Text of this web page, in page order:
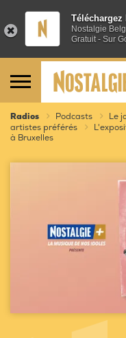
Nostalgie
Gratuit - Sur
Radios Podcasts
Le
artistes préférés
à Bruxelles